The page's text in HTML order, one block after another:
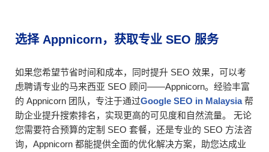
选择 Appnicorn，获取专业 SEO 服务
如果您希望节省时间和成本，同时提升 SEO 效果，可以考
虑聘请专业的马来西亚 SEO 顾问——Appnicorn。经验丰富
的 Appnicorn 团队，专注于通过Google SEO in Malaysia帮
助企业提升搜索排名，实现更高的可见度和自然流量。 无论
您需要符合预算的定制 SEO 套餐，还是专业的 SEO 方法咨
询，Appnicorn 都能提供全面的优化解决方案，助您达成业